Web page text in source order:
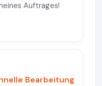
Auftrages!
Bearbeitung